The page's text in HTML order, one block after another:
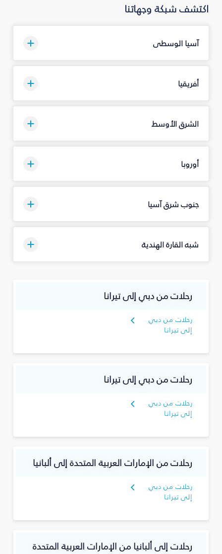
اكتشف شبكة وجهاتنا
آسيا الوسطى
أفريقيا
الشرق الأوسط
أوروبا
جنوب شرق آسيا
شبه القارة الهندية
رحلات من دبي إلى تيرانا
رحلات من دبي
إلى تيرانا
رحلات من دبي إلى تيرانا
رحلات من دبي
إلى تيرانا
رحلات من الإمارات العربية المتحدة إلى ألبانيا
رحلات من دبي
إلى تيرانا
رحلات إلى ألبانيا من الإمارات العربية المتحدة